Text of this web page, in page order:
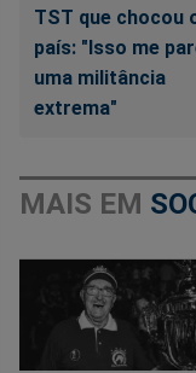
TST que chocou
país: "Isso me
uma militância
extrema"
MAIS EM